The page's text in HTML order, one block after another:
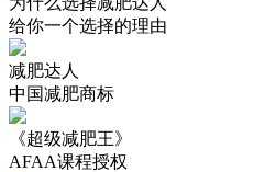
给你一个选择的理由
减肥达人
中国减肥商标
《超级减肥王》
AFAA课程授权